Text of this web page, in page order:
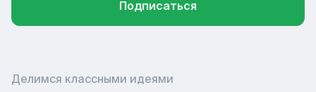
Подписаться
Делимся классными идеями